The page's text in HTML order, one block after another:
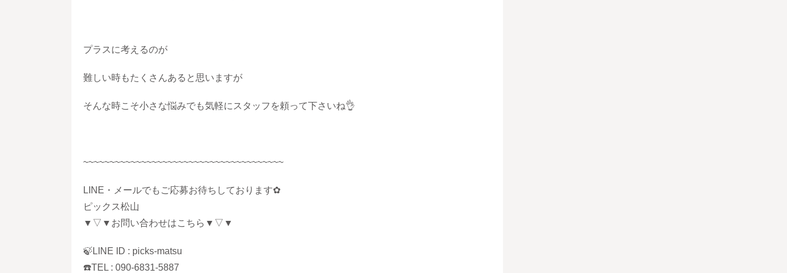
プラスに考えるのが
難しい時もたくさんあると思いますが
そんな時こそ小さな悩みでも気軽にスタッフを頼って下さいね👌
~~~~~~~~~~~~~~~~~~~~~~~~~~~~~~~~~~~~~~
LINE・メールでもご応募お待ちしております✿
ピックス松山
▼▽▼お問い合わせはこちら▼▽▼
🍃LINE ID : picks-matsu
☎️TEL : 090-6831-5887